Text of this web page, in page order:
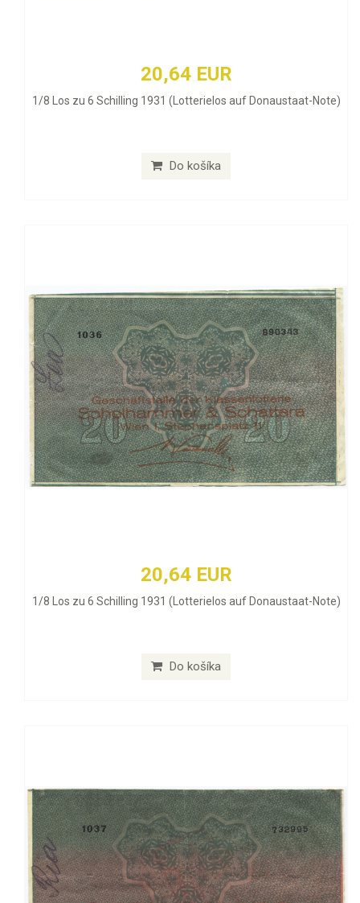
20,64 EUR
1/8 Los zu 6 Schilling 1931 (Lotterielos auf Donaustaat-Note)
Do košíka
20,64 EUR
1/8 Los zu 6 Schilling 1931 (Lotterielos auf Donaustaat-Note)
Do košíka